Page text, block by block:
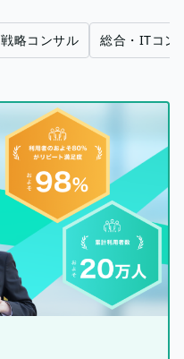
戦略コンサル 総合・ITコン